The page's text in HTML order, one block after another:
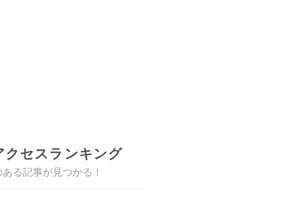
クセスランキング
る記事が見つかる！